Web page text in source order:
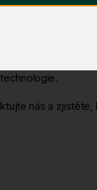
ideální pro
nás a